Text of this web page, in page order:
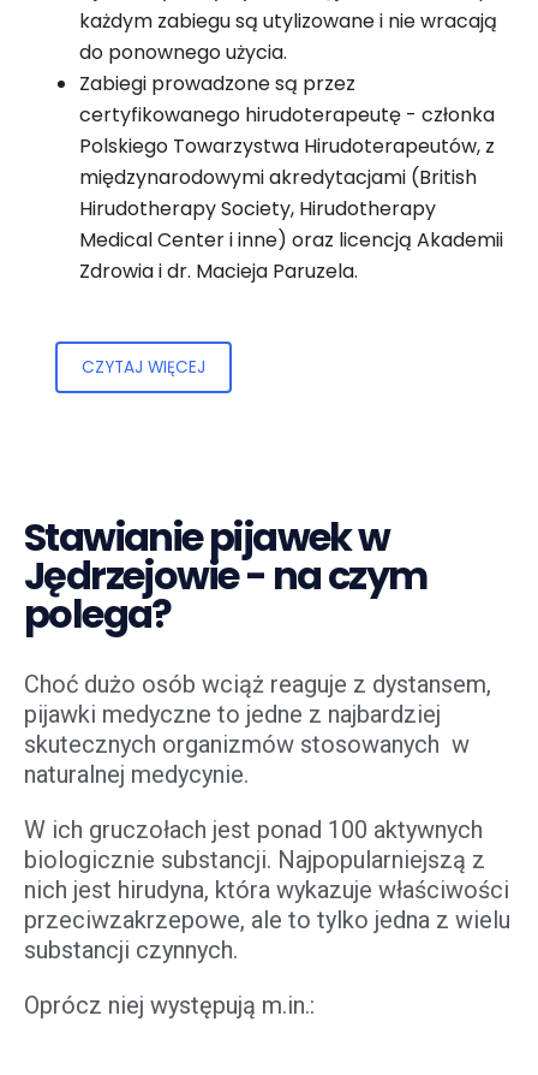
każdym zabiegu są utylizowane i nie wracają
do ponownego użycia.
Zabiegi prowadzone są przez
certyfikowanego hirudoterapeutę - członka
Polskiego Towarzystwa Hirudoterapeutów, z
międzynarodowymi akredytacjami (British
Hirudotherapy Society, Hirudotherapy
Medical Center i inne) oraz licencją Akademii
Zdrowia i dr. Macieja Paruzela.
CZYTAJ WIĘCEJ
Stawianie pijawek w
Jędrzejowie - na czym
polega?
Choć dużo osób wciąż reaguje z dystansem,
pijawki medyczne to jedne z najbardziej
skutecznych organizmów stosowanych w
naturalnej medycynie.
W ich gruczołach jest ponad 100 aktywnych
biologicznie substancji. Najpopularniejszą z
nich jest hirudyna, która wykazuje właściwości
przeciwzakrzepowe, ale to tylko jedna z wielu
substancji czynnych.
Oprócz niej występują m.in.: